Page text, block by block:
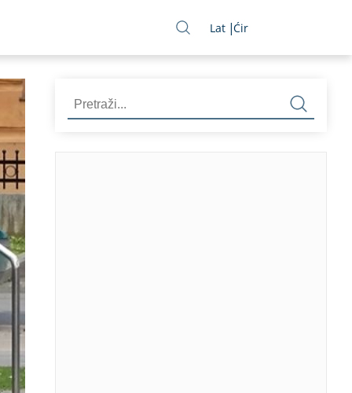
Lat Ćir